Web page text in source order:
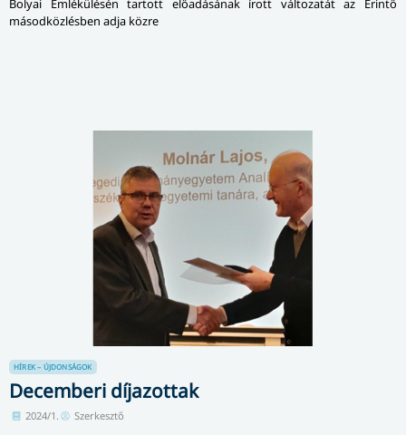
Bolyai Emlékülésén tartott előadásának írott változatát az Érintő
másodközlésben adja közre
HÍREK – ÚJDONSÁGOK
Decemberi díjazottak
2024/1. Szerkesztő